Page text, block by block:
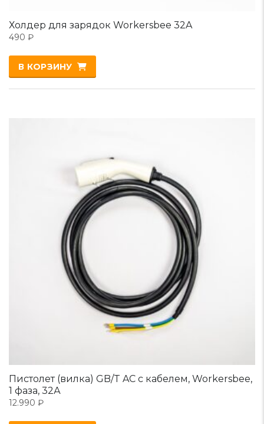
Холдер для зарядок Workersbee 32A
490 ₽
В КОРЗИНУ
Пистолет (вилка) GB/T AC с кабелем, Workersbee,
1 фаза, 32А
12.990 ₽